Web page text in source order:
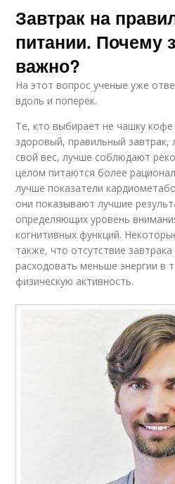
Завтрак на
питании. Почему
важно?
На этот вопрос ученые уже
вдоль и поперек.
Те, кто выбирает не чашку
здоровый, правильный завтрак,
свой вес, лучше соблюдают
целом питаются более
лучше показатели
они показывают лучшие
определяющих уровень
когнитивных функций.
также, что отсутствие
расходовать меньше энергии в
физическую активность.